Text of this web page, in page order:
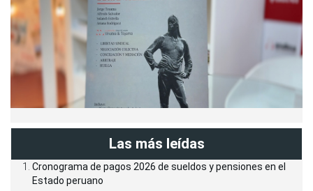
Las más leídas
Cronograma de pagos 2026 de sueldos y pensiones en el
Estado peruano